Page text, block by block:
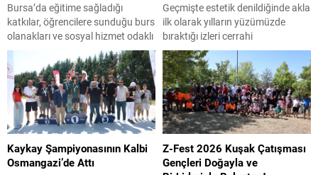
Bursa’da eğitime sağladığı
katkılar, öğrencilere sunduğu burs
olanakları ve sosyal hizmet odaklı
çalışmalarıyla öne çıkan Muş
Eğitim ve Hizmet Vakfı (BUMEV),
sivil toplum kuruluşları ile
arasındaki iş birliğini
güçlendiriyor. BUMEV Başkanı
Ahmet Akın ve Vakıf Yönetim
Kurulu Üyeleri, bu kapsamda
Balkan Göçmenleri Kültür ve
Dayanışma Derneği’ni (BALGÖÇ)
Geçmişte estetik denildiğinde akla
ilk olarak yılların yüzümüzde
bıraktığı izleri cerrahi
müdahalelerle silmek gelirken,
günümüzde bu anlayış yerini çok
daha proaktif bir yaklaşım olan
önleyici estetiğe bırakıyor.
Sorunları ortaya çıktıktan sonra
çözmek yerine oluşmadan
engellemeyi hedefleyen bu
yaklaşım, özellikle genç yaş
grubunda giderek daha fazla ilgi
Kaykay Şampiyonasının Kalbi
Osmangazi’de Attı
Z-Fest 2026 Kuşak Çatışması
Gençleri Doğayla ve